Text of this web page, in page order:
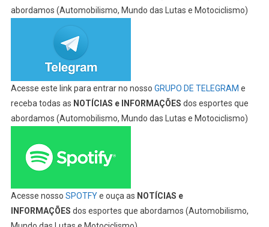
abordamos (Automobilismo, Mundo das Lutas e Motociclismo)
Acesse este link para entrar no nosso GRUPO DE TELEGRAM e
receba todas as NOTÍCIAS e INFORMAÇÕES dos esportes que
abordamos (Automobilismo, Mundo das Lutas e Motociclismo)
Acesse nosso SPOTFYe ouça as NOTÍCIAS e
INFORMAÇÕES dos esportes que abordamos (Automobilismo,